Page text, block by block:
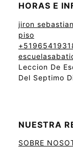
HORAS E
jiron
piso
Leccion De
Del Septimo
NUESTRA
SOBRE